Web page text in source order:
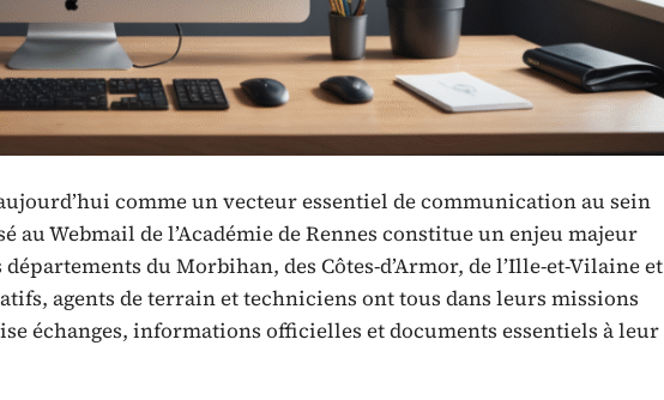
comme un vecteur essentiel de communication au sein
au Webmail de l’Académie de Rennes constitue un enjeu majeur
du Morbihan, des Côtes-d’Armor, de l’Ille-et-Vilaine et
agents de terrain et techniciens ont tous dans leurs missions
échanges, informations officielles et documents essentiels à leur